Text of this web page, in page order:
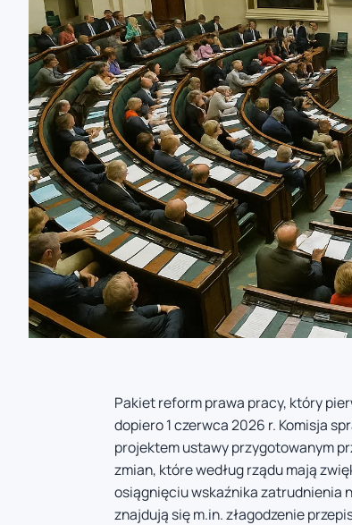
Pakiet reform prawa pracy, który
dopiero 1 czerwca 2026 r. Komisja
projektem ustawy przygotowanym
zmian, które według rządu mają
osiągnięciu wskaźnika zatrudnienia
znajdują się m.in. złagodzenie